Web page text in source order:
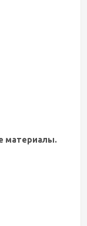
материалы.